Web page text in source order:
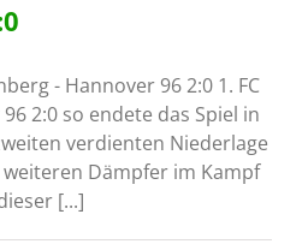
- Hannover 96 2:0 1. FC
2:0 so endete das Spiel in
verdienten Niederlage
weiteren Dämpfer im Kampf
[...]